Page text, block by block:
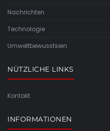
Nachrichten
Technologie
Umweltbewusstsein
NÜTZLICHE LINKS
Kontakt
INFORMATIONEN